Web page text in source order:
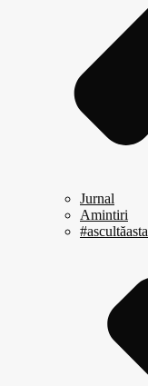
Jurnal
Amintiri
#ascultăasta